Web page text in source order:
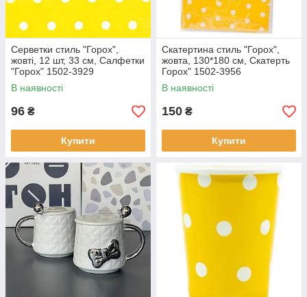
Серветки стиль "Горох",
жовті, 12 шт, 33 см, Салфетки
"Горох" 1502-3929
В наявності
96 ₴
Купити
Скатертина стиль "Горох",
жовта, 130*180 см, Скатерть
Горох" 1502-3956
В наявності
150 ₴
Купити